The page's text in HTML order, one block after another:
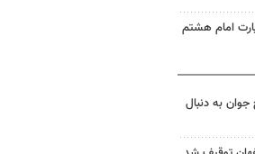
امام هشتم
به دنبال